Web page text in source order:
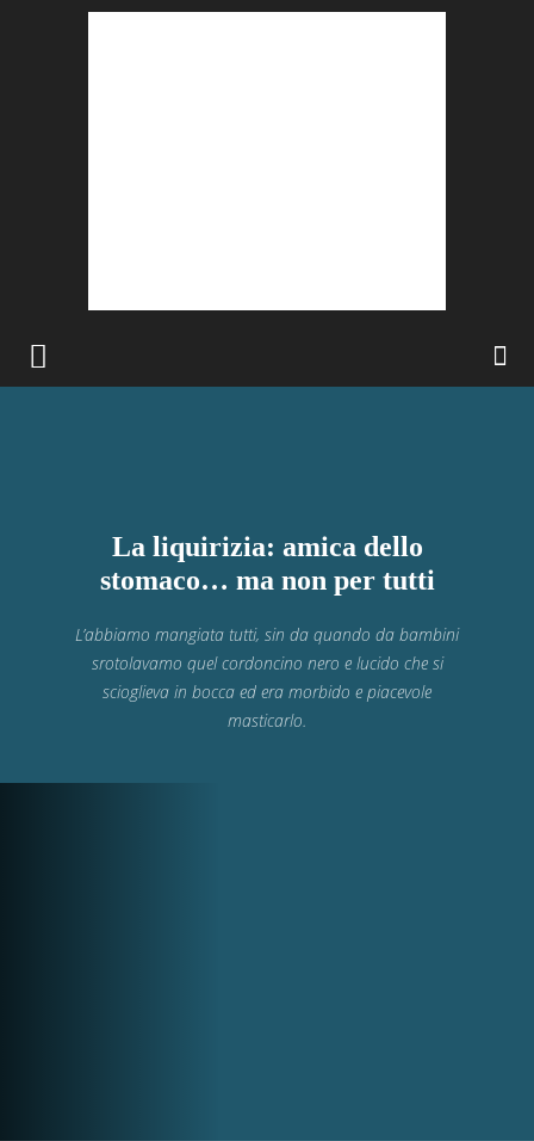
La liquirizia: amica dello
stomaco… ma non per tutti
L’abbiamo mangiata tutti, sin da quando da bambini
srotolavamo quel cordoncino nero e lucido che si
scioglieva in bocca ed era morbido e piacevole
masticarlo.